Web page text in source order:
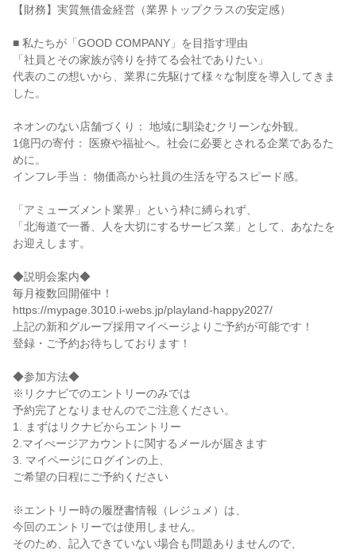
【財務】実質無借金経営（業界トップクラスの安定感）
■ 私たちが「GOOD COMPANY」を目指す理由
「社員とその家族が誇りを持てる会社でありたい」
代表のこの想いから、業界に先駆けて様々な制度を導入してきま
した。
ネオンのない店舗づくり： 地域に馴染むクリーンな外観。
1億円の寄付： 医療や福祉へ。社会に必要とされる企業であるた
めに。
インフレ手当： 物価高から社員の生活を守るスピード感。
「アミューズメント業界」という枠に縛られず、
「北海道で一番、人を大切にするサービス業」として、あなたを
お迎えします。
◆説明会案内◆
毎月複数回開催中！
https://mypage.3010.i-webs.jp/playland-happy2027/
上記の新和グループ採用マイページよりご予約が可能です！
登録・ご予約お待ちしております！
◆参加方法◆
※リクナビでのエントリーのみでは
予約完了となりませんのでご注意ください。
1. まずはリクナビからエントリー
2.マイぺージアカウントに関するメールが届きます
3. マイページにログインの上、
ご希望の日程にご予約ください
※エントリー時の履歴書情報（レジュメ）は、
今回のエントリーでは使用しません。
そのため、記入できていない場合も問題ありませんので、